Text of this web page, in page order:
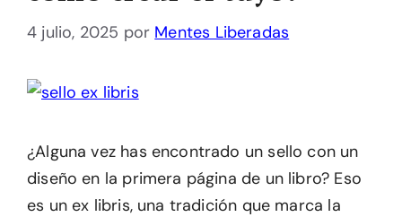
4 julio, 2025 por Mentes Liberadas
¿Alguna vez has encontrado un sello con un
diseño en la primera página de un libro? Eso
es un ex libris, una tradición que marca la